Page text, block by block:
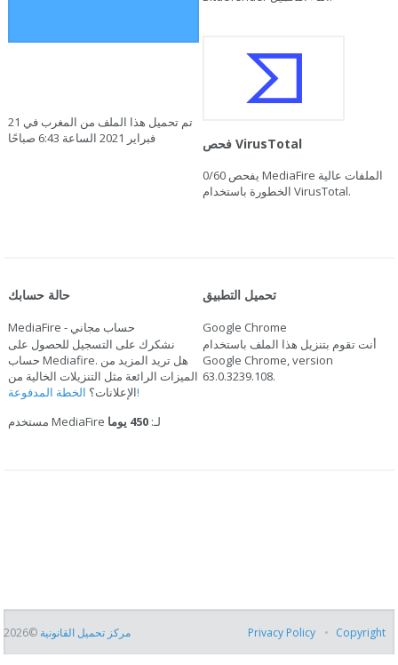
تم تحميل هذا الملف من المغرب في 21
فبراير 2021 الساعة 6:43 صباحًا
فحص VirusTotal
0/60
الخطورة باستخدام VirusTotal.
حالة حسابك
MediaFire - حساب مجاني
نشكرك على التسجيل للحصول على
حساب Mediafire. هل تريد المزيد من
الميزات الرائعة مثل التنزيلات الخالية من
الإعلانات؟الخطة المدفوعة!
مستخدم MediaFire لـ:450 يوما
تحميل التطبيق
Google Chrome
أنت تقوم بتنزيل هذا الملف باستخدام
Google Chrome, version
63.0.3239.108.
مركز تحميل القانونية ©2026 Privacy Policy Copyright